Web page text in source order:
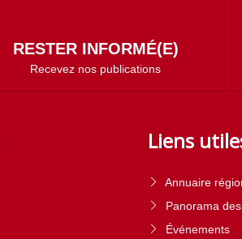
RESTER INFORMÉ(E)
Recevez nos publications
Liens
Annuaire
Panorama
Événements